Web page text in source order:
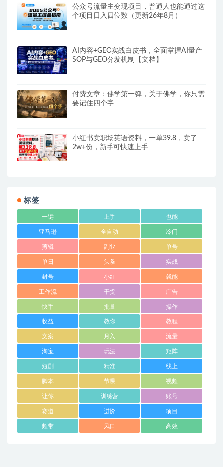
公众号流量主变现项目，普通人也能通过这
个项目日入四位数（更新26年8月）
AI内容+GEO实战白皮书，全面掌握AI量产
SOP与GEO分发机制【文档】
付费文章：佛学第一弹，关于佛学，你只需
要记住四个字
小红书卖职场英语资料，一单39.8，卖了
2w+份，新手可快速上手
标签
一键 上手 也能
亚马逊 全自动 冷门
剪辑 副业 单号
单日 头条 实战
封号 小红 就能
工作流 干货 广告
快手 批量 操作
收益 教你 教程
文案 月入 流量
淘宝 玩法 矩阵
短剧 精准 线上
脚本 节课 视频
让你 训练营 账号
赛道 进阶 项目
频带 风口 高效